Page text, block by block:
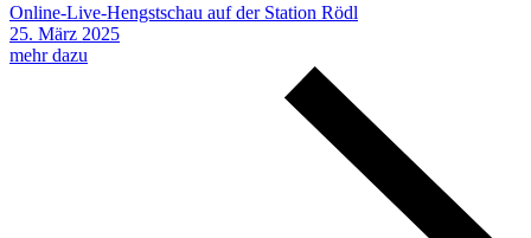
Online-Live-Hengstschau auf der Station Rödl
25. März 2025
mehr dazu